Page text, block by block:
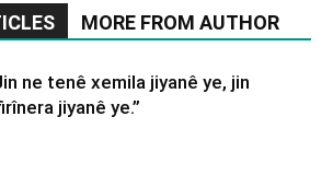
MORE FROM AUTHOR
ne tenê xemila jiyanê ye, jin
jiyanê ye.”